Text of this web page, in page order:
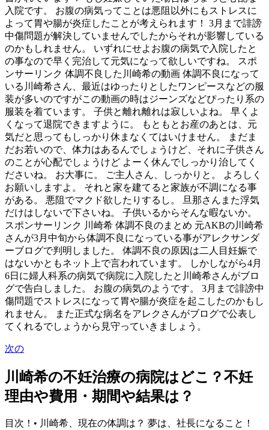
入院です。 お腹の病気ってことは悪阻以外にもストレスに
よって胃や腸が炎症したことが考えられます！ 3月まで誹謗
中傷問題が解決していませんでしたからそれが影響している
のかもしれません。 いずれにせよお腹の病気で入院したと
の事なので早く完治して元気になって欲しいですね。 スポ
ンサーリンク 体調不良した川崎希の動画 体調不良になって
いる川崎希さん、最近はゆったりとしたワンピースなどの服
装が多いのですがこの動画の時はジーンズなどぴったり系の
服装を着ています。 子供と離れ離れは寂しいよね。 早くよ
くなって退院できますように。 もともとお産のあとは、元
気だと思ってもしっかり休まなくてはいけません。 まだま
だお若いので、体力はあるんでしょうけど、それに子供さん
のことが心配でしょうけど よーく休んでしっかり治してく
ださいね。 お大事に。 ご主人さん、しっかりと。 よろしく
お願いしますよ。 それと家を建てると家族が不調になる事
がある。 悪阻でマクド欲したりするし。 旦那さんまた浮気
だけはしないで下さいね。 子供いるからそんな暇ないか。
スポンサーリンク 川崎希 体調不良のまとめ 元AKBの川崎希
さんが3月中旬から体調不良になっている事がアレクサンダ
ーブログで判明しました。 体調不良の原因は二人目妊娠で
はないかともネット上で言われています。 しかしながら4月
6日に婦人科系の病気で病院に入院したと川崎希さんがブロ
グで告白しました。 お腹の病気のようです。 3月まで誹謗中
傷問題でストレスになって胃や腸が炎症を起こしたのかもし
れません。 また正式な病名をアレクさんがブログで公表し
てくれるでしょうから見守っていきましょう。
次の
川崎希の不妊治療の病院はどこ？不妊
理由や費用・期間や結果は？
目次！• 川崎希、現在の体調は？ 夢は、社長になること！